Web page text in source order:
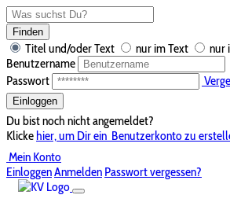
Finden
Titel und/oder Text nur im Text
nur
Benutzername
Passwort
Einloggen
Du bist noch nicht angemeldet?
Klickehier, um Dir ein Benutzerkonto zu
Mein Konto
EinloggenAnmelden Passwort vergessen?